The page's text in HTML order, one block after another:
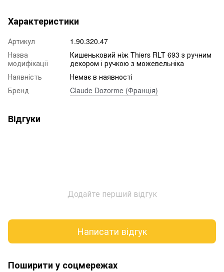
Характеристики
Артикул
1.90.320.47
Назва
модифікації
Кишеньковий ніж Thiers RLT 693 з ручним
декором і ручкою з можевельніка
Наявність
Немає в наявності
Бренд
Claude Dozorme (Франція)
Відгуки
Додайте перший відгук
Написати відгук
Поширити у соцмережах